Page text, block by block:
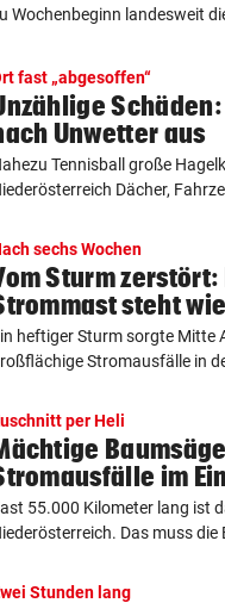
Wochenbeginn landesweit
fast „abgesoffen“
Unwetter aus
Tennisball große
Dächer,
sechs Wochen
Sturm
steht
heftiger Sturm sorgte Mitte
Stromausfälle in
per Heli
im
55.000 Kilometer lang ist
Das muss die
Stunden lang